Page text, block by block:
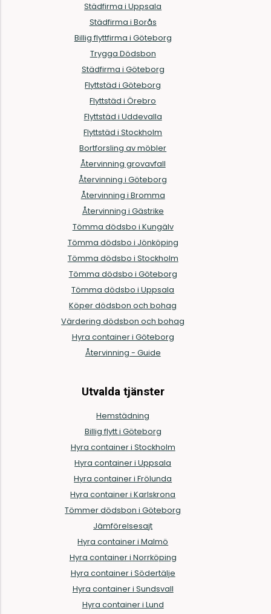
Städfirma i Uppsala
Städfirma i Borås
Billig flyttfirma i Göteborg
Trygga Dödsbon
Städfirma i Göteborg
Flyttstäd i Göteborg
Flyttstäd i Örebro
Flyttstäd i Uddevalla
Flyttstäd i Stockholm
Bortforsling av möbler
Återvinning grovavfall
Återvinning i Göteborg
Återvinning i Bromma
Återvinning i Gästrike
Tömma dödsbo i Kungälv
Tömma dödsbo i Jönköping
Tömma dödsbo i Stockholm
Tömma dödsbo i Göteborg
Tömma dödsbo i Uppsala
Köper dödsbon och bohag
Värdering dödsbon och bohag
Hyra container i Göteborg
Återvinning - Guide
Utvalda tjänster
Hemstädning
Billig flytt i Göteborg
Hyra container i Stockholm
Hyra container i Uppsala
Hyra container i Frölunda
Hyra container i Karlskrona
Tömmer dödsbon i Göteborg
Jämförelsesajt
Hyra container i Malmö
Hyra container i Norrköping
Hyra container i Södertälje
Hyra container i Sundsvall
Hyra container i Lund